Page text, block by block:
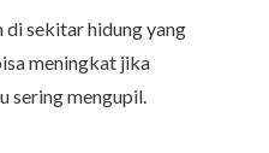
di sekitar hidung yang
meningkat jika
sering mengupil.